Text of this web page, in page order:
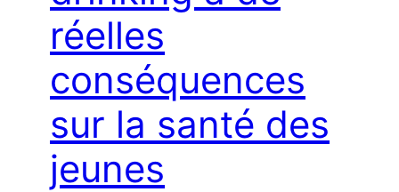
réelles
conséquences
sur la santé des
jeunes